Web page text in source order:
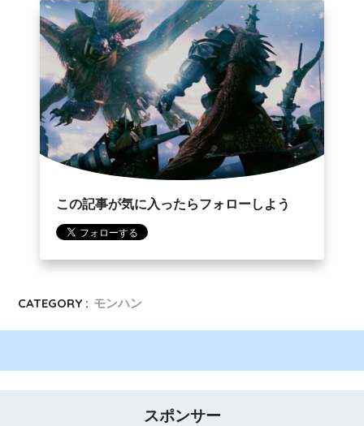
この記事が気に入ったらフォローしよう
CATEGORY : モンハン
スポンサー